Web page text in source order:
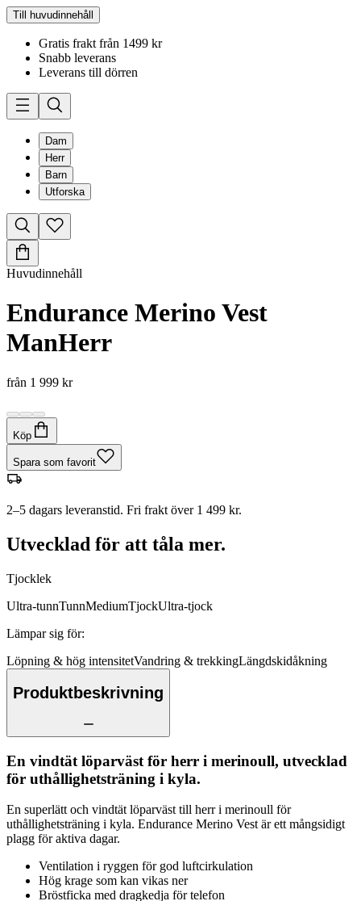
Till huvudinnehåll
Gratis frakt från 1499 kr
Snabb leverans
Leverans till dörren
Dam
Herr
Barn
Utforska
Huvudinnehåll
Endurance Merino Vest
ManHerr
från 1 999 kr
Köp
Spara som favorit
2–5 dagars leveranstid. Fri frakt över 1 499 kr.
Utvecklad för att tåla mer.
Tjocklek
Ultra-tunnTunnMediumTjockUltra-tjock
Lämpar sig för:
Löpning & hög intensitetVandring & trekkingLängdskidåkning
Produktbeskrivning
En vindtät löparväst för herr i merinoull, utvecklad
för uthållighetsträning i kyla.
En superlätt och vindtät löparväst till herr i merinoull för
uthållighetsträning i kyla. Endurance Merino Vest är ett mångsidigt
plagg för aktiva dagar.
Ventilation i ryggen för god luftcirkulation
Hög krage som kan vikas ner
Bröstficka med dragkedja för telefon